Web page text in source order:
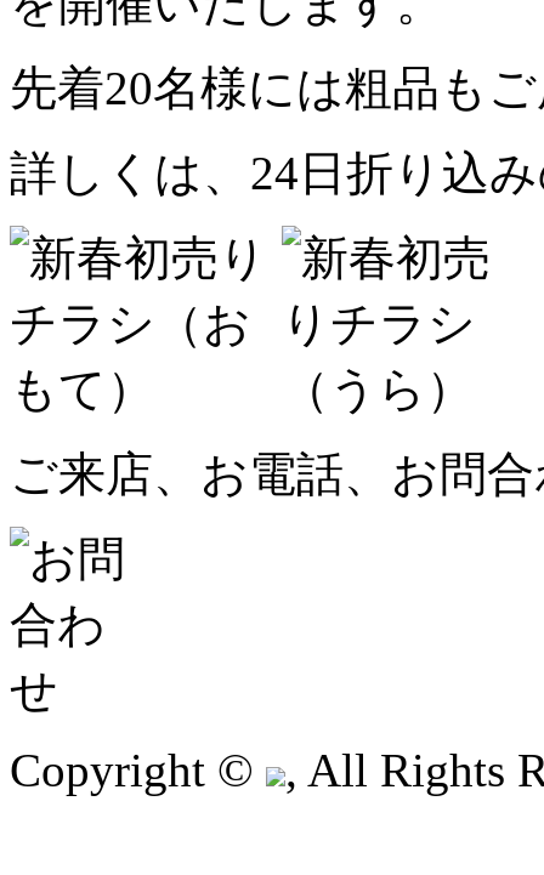
先着20名様には粗品も
詳しくは、24日折り込
ご来店、お電話、お問
Copyright © , All Rights